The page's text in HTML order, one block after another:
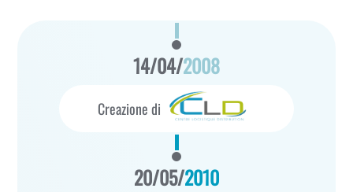
14/04/2008
Creazione di
20/05/2010